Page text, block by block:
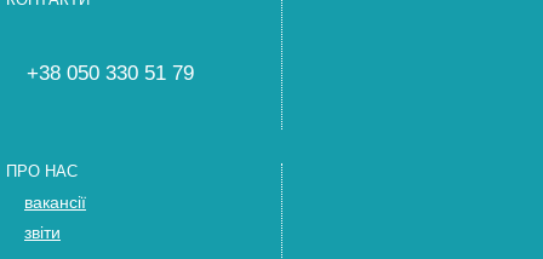
+38 050 330 51 79
ПРО НАС
вакансії
звіти